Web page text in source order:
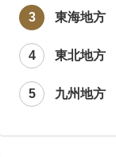
東海地方
東北地方
九州地方